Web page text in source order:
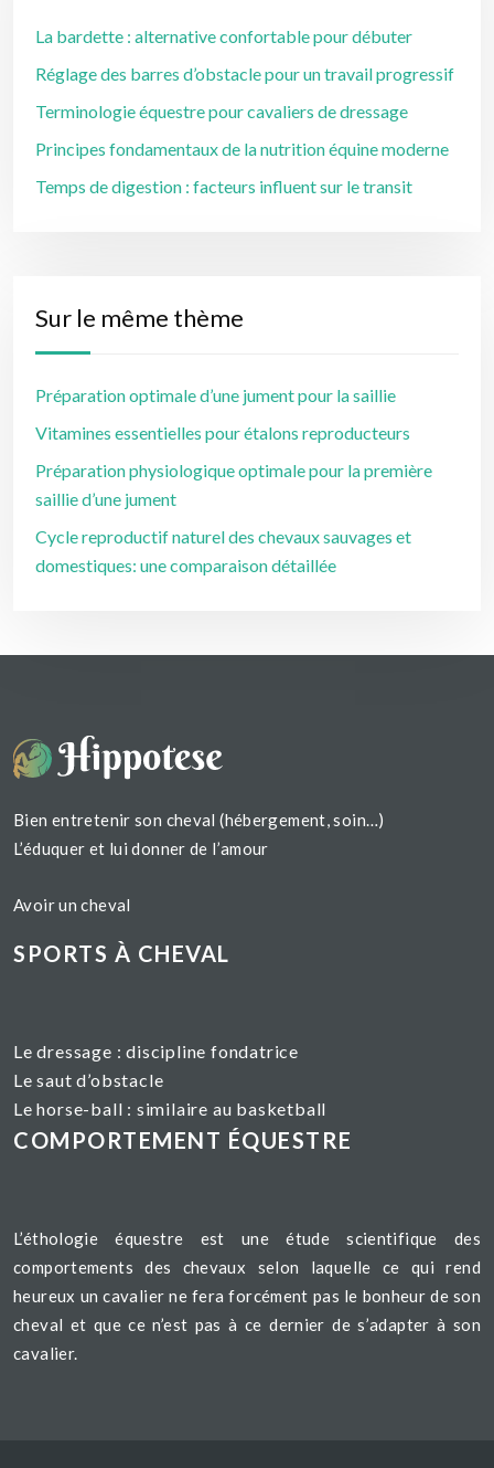
La bardette : alternative confortable pour débuter
Réglage des barres d’obstacle pour un travail progressif
Terminologie équestre pour cavaliers de dressage
Principes fondamentaux de la nutrition équine moderne
Temps de digestion : facteurs influent sur le transit
Sur le même thème
Préparation optimale d’une jument pour la saillie
Vitamines essentielles pour étalons reproducteurs
Préparation physiologique optimale pour la première
saillie d’une jument
Cycle reproductif naturel des chevaux sauvages et
domestiques: une comparaison détaillée
Bien entretenir son cheval (hébergement, soin…)
L’éduquer et lui donner de l’amour
Avoir un cheval
SPORTS À CHEVAL
Le dressage :discipline fondatrice
Le saut d’obstacle
Le horse-ball : similaire au basketball
COMPORTEMENT ÉQUESTRE
L’éthologie équestre est une étude scientifique des
comportements des chevaux selon laquelle ce qui rend
heureux un cavalier ne fera forcément pas le bonheur de son
cheval et que ce n’est pas à ce dernier de s’adapter à son
cavalier.